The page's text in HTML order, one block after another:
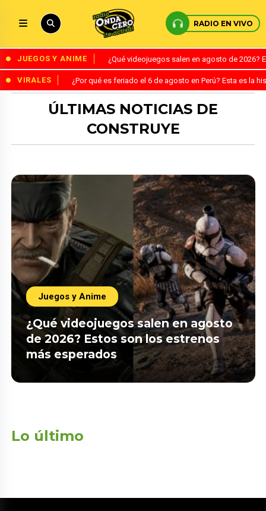
RADIO EN VIVO
JUEGOS Y ANIME ¿Qué videojuegos salen en agosto de
VIRALES ¿Por qué es feriado el 6 de agosto en Perú? Esta es la
ÚLTIMAS NOTICIAS DE
CONSTRUYE
Juegos y Anime
¿Qué videojuegos salen en agosto
de 2026? Estos son los estrenos
más esperados
Lo último